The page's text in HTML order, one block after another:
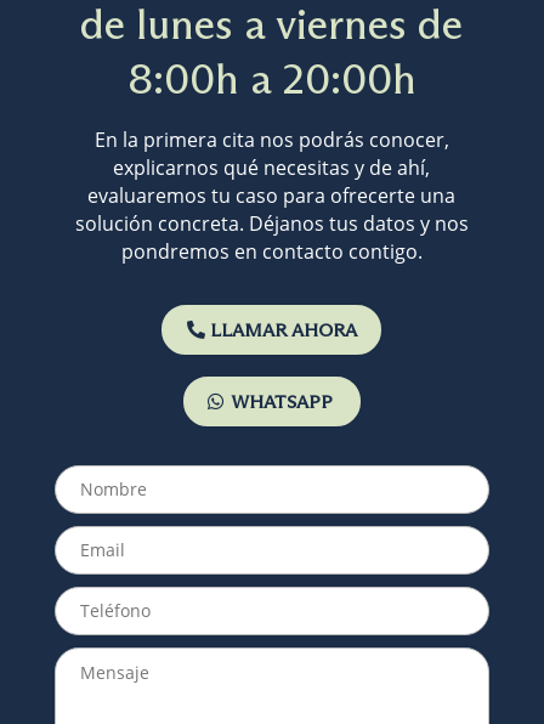
de lunes a viernes de
8:00h a 20:00h
En la primera cita nos podrás conocer,
explicarnos qué necesitas y de ahí,
evaluaremos tu caso para ofrecerte una
solución concreta. Déjanos tus datos y nos
pondremos en contacto contigo.
LLAMAR AHORA
WHATSAPP